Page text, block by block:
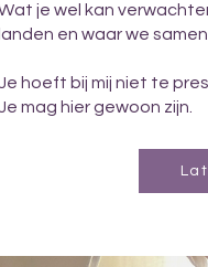
je wel kan
landen en waar we
hoeft bij mij niet te
mag hier gewoon zijn.